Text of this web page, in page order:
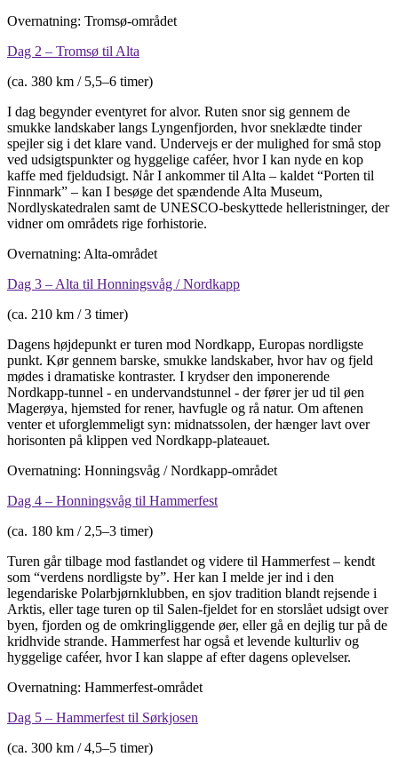
Overnatning: Tromsø-området
Dag 2 – Tromsø til Alta
(ca. 380 km / 5,5–6 timer)
I dag begynder eventyret for alvor. Ruten snor sig gennem de
smukke landskaber langs Lyngenfjorden, hvor sneklædte tinder
spejler sig i det klare vand. Undervejs er der mulighed for små stop
ved udsigtspunkter og hyggelige caféer, hvor I kan nyde en kop
kaffe med fjeldudsigt. Når I ankommer til Alta – kaldet “Porten til
Finnmark” – kan I besøge det spændende Alta Museum,
Nordlyskatedralen samt de UNESCO-beskyttede helleristninger, der
vidner om områdets rige forhistorie.
Overnatning: Alta-området
Dag 3 – Alta til Honningsvåg / Nordkapp
(ca. 210 km / 3 timer)
Dagens højdepunkt er turen mod Nordkapp, Europas nordligste
punkt. Kør gennem barske, smukke landskaber, hvor hav og fjeld
mødes i dramatiske kontraster. I krydser den imponerende
Nordkapp-tunnel - en undervandstunnel - der fører jer ud til øen
Magerøya, hjemsted for rener, havfugle og rå natur. Om aftenen
venter et uforglemmeligt syn: midnatssolen, der hænger lavt over
horisonten på klippen ved Nordkapp-plateauet.
Overnatning: Honningsvåg / Nordkapp-området
Dag 4 – Honningsvåg til Hammerfest
(ca. 180 km / 2,5–3 timer)
Turen går tilbage mod fastlandet og videre til Hammerfest – kendt
som “verdens nordligste by”. Her kan I melde jer ind i den
legendariske Polarbjørnklubben, en sjov tradition blandt rejsende i
Arktis, eller tage turen op til Salen-fjeldet for en storslået udsigt over
byen, fjorden og de omkringliggende øer, eller gå en dejlig tur på de
kridhvide strande. Hammerfest har også et levende kulturliv og
hyggelige caféer, hvor I kan slappe af efter dagens oplevelser.
Overnatning: Hammerfest-området
Dag 5 – Hammerfest til Sørkjosen
(ca. 300 km / 4,5–5 timer)